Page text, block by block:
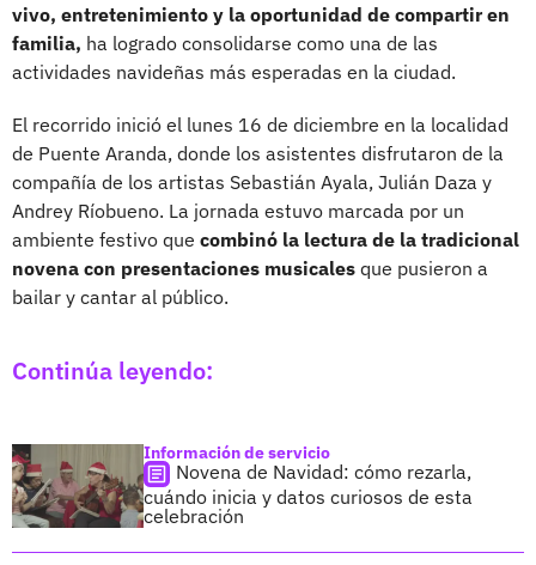
vivo, entretenimiento y la oportunidad de compartir en
familia, ha logrado consolidarse como una de las
actividades navideñas más esperadas en la ciudad.
El recorrido inició el lunes 16 de diciembre en la localidad
de Puente Aranda, donde los asistentes disfrutaron de la
compañía de los artistas Sebastián Ayala, Julián Daza y
Andrey Ríobueno. La jornada estuvo marcada por un
ambiente festivo que combinó la lectura de la tradicional
novena con presentaciones musicales que pusieron a
bailar y cantar al público.
Continúa leyendo:
Información de servicio
Novena de Navidad: cómo rezarla,
cuándo inicia y datos curiosos de esta
celebración